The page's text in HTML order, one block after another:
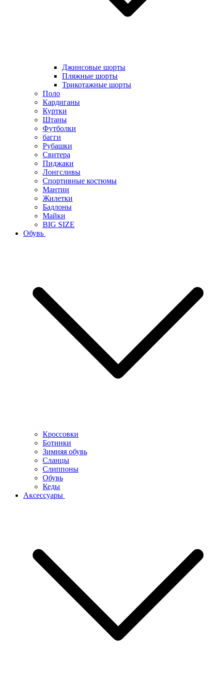
Джинсовые шорты
Пляжные шорты
Трикотажные шорты
Поло
Кардиганы
Куртки
Штаны
Футболки
багги
Рубашки
Свитера
Пиджаки
Лонгсливы
Спортивные костюмы
Мантии
Жилетки
Бадлоны
Майки
BIG SIZE
Обувь
Кроссовки
Ботинки
Зимняя обувь
Сланцы
Слиппоны
Обувь
Кеды
Аксессуары